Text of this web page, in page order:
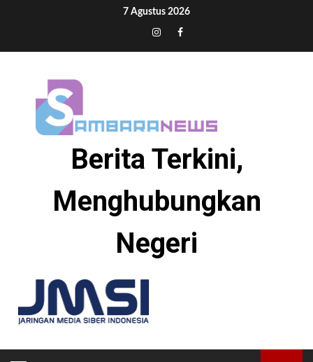
7 Agustus 2026
Tiktok
InstagramFacebook
Berita Terkini,
Menghubungkan
Negeri